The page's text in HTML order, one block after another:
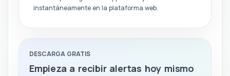
instantáneamente en la plataforma web.
DESCARGA GRATIS
Empieza a recibir alertas hoy mismo